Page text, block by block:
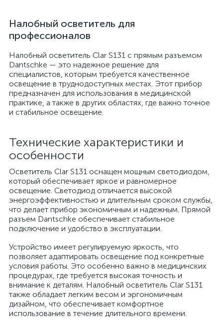
Налобный осветитель для
профессионалов
Налобный осветитель Clar S131 с прямым разъемом
Dantschke — это надежное решение для
специалистов, которым требуется качественное
освещение в труднодоступных местах. Этот прибор
предназначен для использования в медицинской
практике, а также в других областях, где важно точное
и стабильное освещение.
Технические характеристики и
особенности
Осветитель Clar S131 оснащен мощным светодиодом,
который обеспечивает яркое и равномерное
освещение. Светодиод отличается высокой
энергоэффективностью и длительным сроком службы,
что делает прибор экономичным и надежным. Прямой
разъем Dantschke обеспечивает стабильное
подключение и удобство в эксплуатации.
Устройство имеет регулируемую яркость, что
позволяет адаптировать освещение под конкретные
условия работы. Это особенно важно в медицинских
процедурах, где требуется высокая точность и
внимание к деталям. Налобный осветитель Clar S131
также обладает легким весом и эргономичным
дизайном, что обеспечивает комфортное
использование в течение длительного времени.